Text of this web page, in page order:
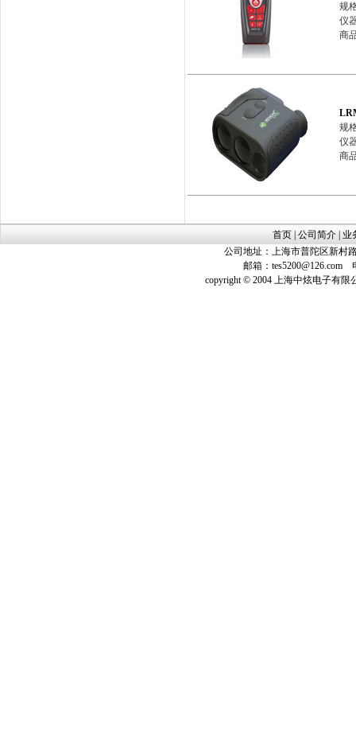
规
仪
商
规
仪
商
首页 公司简介 业
公司地址：上海市普陀区新村
邮箱： tes5200@126.com电
copyright © 2004 上海中炫电子有